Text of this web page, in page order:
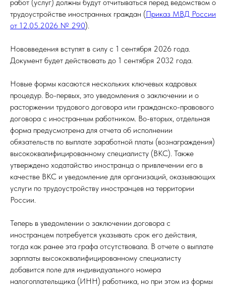
работ (услуг) должны будут отчитываться перед ведомством о
трудоустройстве иностранных граждан (Приказ МВД России
от 12.05.2026 № 290).
Нововведения вступят в силу с 1 сентября 2026 года.
Документ будет действовать до 1 сентября 2032 года.
Новые формы касаются нескольких ключевых кадровых
процедур. Во-первых, это уведомления о заключении и о
расторжении трудового договора или гражданско-правового
договора с иностранным работником. Во-вторых, отдельная
форма предусмотрена для отчета об исполнении
обязательств по выплате заработной платы (вознаграждения)
высококвалифицированному специалисту (ВКС). Также
утверждено ходатайство иностранца о привлечении его в
качестве ВКС и уведомление для организаций, оказывающих
услуги по трудоустройству иностранцев на территории
России.
Теперь в уведомлении о заключении договора с
иностранцем потребуется указывать срок его действия,
тогда как ранее эта графа отсутствовала. В отчете о выплате
зарплаты высококвалифицированному специалисту
добавится поле для индивидуального номера
налогоплательщика (ИНН) работника, но при этом из формы